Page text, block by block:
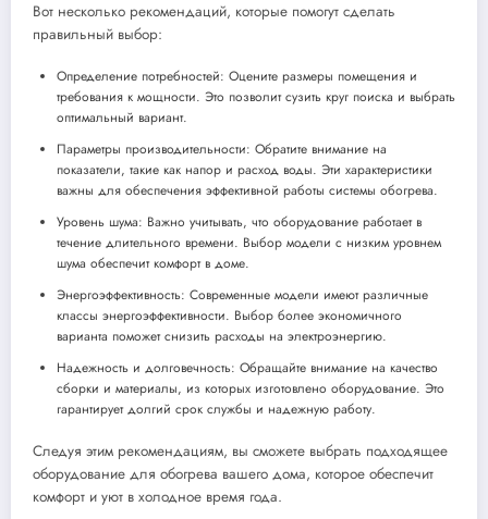
Вот несколько рекомендаций, которые помогут сделать
правильный выбор:
Определение потребностей: Оцените размеры помещения и
требования к мощности. Это позволит сузить круг поиска и выбрать
оптимальный вариант.
Параметры производительности: Обратите внимание на
показатели, такие как напор и расход воды. Эти характеристики
важны для обеспечения эффективной работы системы обогрева.
Уровень шума: Важно учитывать, что оборудование работает в
течение длительного времени. Выбор модели с низким уровнем
шума обеспечит комфорт в доме.
Энергоэффективность: Современные модели имеют различные
классы энергоэффективности. Выбор более экономичного
варианта поможет снизить расходы на электроэнергию.
Надежность и долговечность: Обращайте внимание на качество
сборки и материалы, из которых изготовлено оборудование. Это
гарантирует долгий срок службы и надежную работу.
Следуя этим рекомендациям, вы сможете выбрать подходящее
оборудование для обогрева вашего дома, которое обеспечит
комфорт и уют в холодное время года.